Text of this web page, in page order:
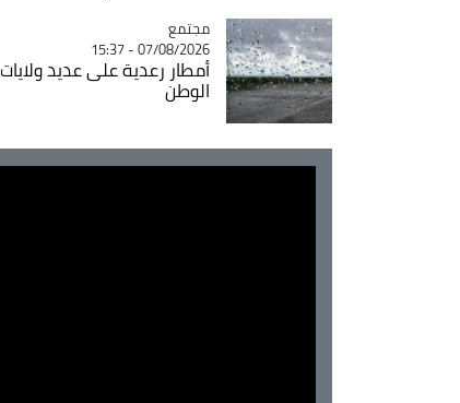
Catégorie
مجتمع
07/08/2026 - 15:37
أمطار رعدية على عديد ولايات
الوطن